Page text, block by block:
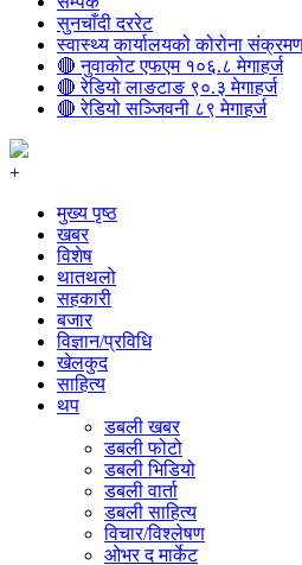
सुनचाँदी दररेट
स्वास्थ्य कार्यालयको कोरोना
🔴 नुवाकोट एफएम १०६.८ मेगाहर्ज
🔴 रेडियो लाङटाङ ९०.३ मेगाहर्ज
🔴 रेडियो सञ्जिवनी ८९ मेगाहर्ज
+
मुख्य पृष्ठ
खबर
विशेष
थातथलो
सहकारी
बजार
विज्ञान/प्रविधि
खेलकुद
साहित्य
थप
डबली खबर
डबली फोटो
डबली भिडियो
डबली वार्ता
डबली साहित्य
विचार/विश्‍लेषण
ओभर द मार्केट